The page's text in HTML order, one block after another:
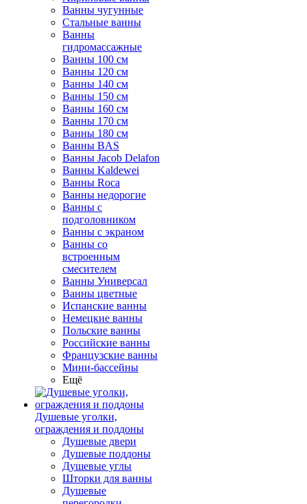
Ванны чугунные
Стальные ванны
Ванны
гидромассажные
Ванны 100 см
Ванны 120 см
Ванны 140 см
Ванны 150 см
Ванны 160 см
Ванны 170 см
Ванны 180 см
Ванны BAS
Ванны Jacob Delafon
Ванны Kaldewei
Ванны Roca
Ванны недорогие
Ванны с
подголовником
Ванны с экраном
Ванны со
встроенным
смесителем
Ванны Универсал
Ванны цветные
Испанские ванны
Немецкие ванны
Польские ванны
Российские ванны
Французские ванны
Мини-бассейны
Ещё
Душевые уголки,
ограждения и поддоны
Душевые двери
Душевые поддоны
Душевые углы
Шторки для ванны
Душевые